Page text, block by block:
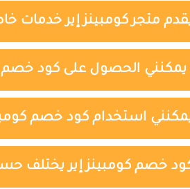
متجر كومبينز إير خدمات
الحصول على كود خصم
استخدام كود خصم
خصم كومبينز إير يختلف